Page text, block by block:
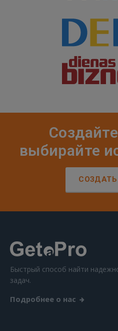
выбирайте
СОЗДАТЬ
Быстрый способ найти
задач.
Подробнее о нас